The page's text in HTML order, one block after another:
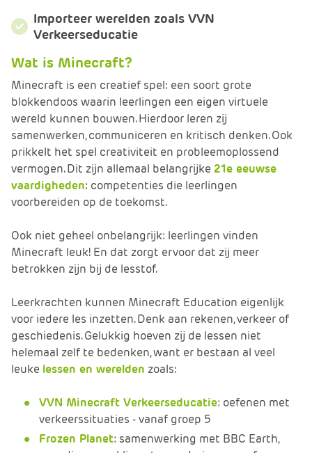
t
T
Importeer werelden zoals VVN
Verkeerseducatie
Wat is Minecraft?
Minecraft is een creatief spel: een soort grote
blokkendoos waarin leerlingen een eigen virtuele
wereld kunnen bouwen. Hierdoor leren zij
samenwerken, communiceren en kritisch denken. Ook
prikkelt het spel creativiteit en probleemoplossend
vermogen. Dit zijn allemaal belangrijke 21e eeuwse
vaardigheden: competenties die leerlingen
voorbereiden op de toekomst.
Ook niet geheel onbelangrijk: leerlingen vinden
Minecraft leuk! En dat zorgt ervoor dat zij meer
betrokken zijn bij de lesstof.
Leerkrachten kunnen Minecraft Education eigenlijk
voor iedere les inzetten. Denk aan rekenen, verkeer of
geschiedenis. Gelukkig hoeven zij de lessen niet
helemaal zelf te bedenken, want er bestaan al veel
leuke lessen en werelden zoals:
VVN Minecraft Verkeerseducatie: oefenen met
verkeerssituaties - vanaf groep 5
Frozen Planet: samenwerking met BBC Earth,